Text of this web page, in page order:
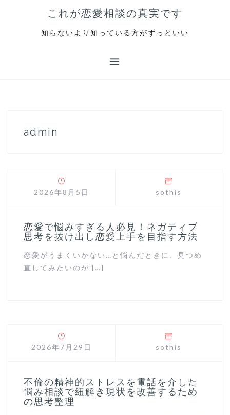
これが恋愛相談の真実です
知らないより知っている方がずっといい
admin
2026年8月5日 sothis
恋愛で悩みすぎる人必見！ネガティブ
思考を抜け出し恋愛上手を目指す方法
恋愛がうまくいかない…と悩んだときに、見つめ
直してみたいのが […]
2026年7月29日 sothis
不倫の精神的ストレスを電話を介した
悩み相談で紐解き現状を改善するため
の思考整理